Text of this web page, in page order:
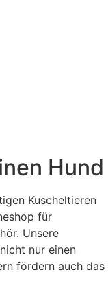
Hund
Kuscheltieren
für
Unsere
nur einen
fördern auch das